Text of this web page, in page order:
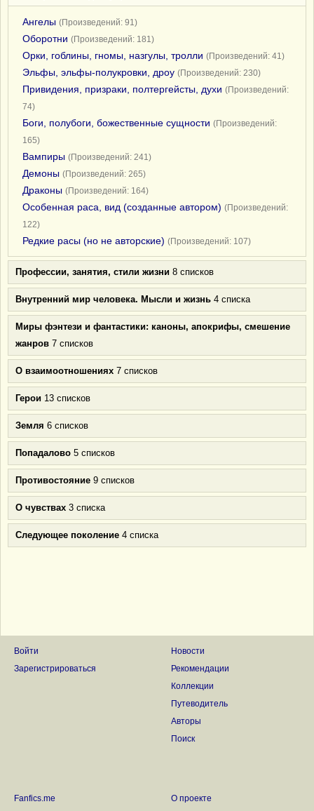
Ангелы (Произведений: 91)
Оборотни (Произведений: 181)
Орки, гоблины, гномы, назгулы, тролли (Произведений: 41)
Эльфы, эльфы-полукровки, дроу (Произведений: 230)
Привидения, призраки, полтергейсты, духи (Произведений:
74)
Боги, полубоги, божественные сущности (Произведений:
165)
Вампиры (Произведений: 241)
Демоны (Произведений: 265)
Драконы (Произведений: 164)
Особенная раса, вид (созданные автором) (Произведений:
122)
Редкие расы (но не авторские) (Произведений: 107)
Профессии, занятия, стили жизни 8 списков
Внутренний мир человека. Мысли и жизнь 4 списка
Миры фэнтези и фантастики: каноны, апокрифы, смешение
жанров 7 списков
О взаимоотношениях 7 списков
Герои 13 списков
Земля 6 списков
Попадалово 5 списков
Противостояние 9 списков
О чувствах 3 списка
Следующее поколение 4 списка
Войти
Зарегистрироваться
Новости
Рекомендации
Коллекции
Путеводитель
Авторы
Поиск
Fanfics.me О проекте